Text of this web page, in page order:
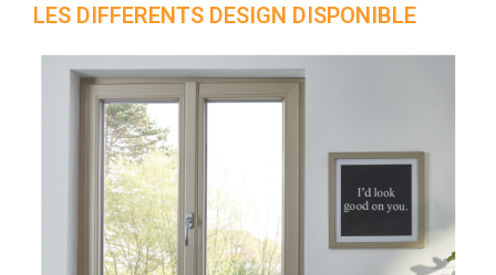
LES DIFFERENTS DESIGN DISPONIBLE